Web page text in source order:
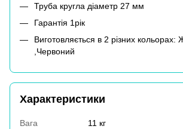
Труба кругла діаметр 27 мм
Гарантія 1рік
Виготовляється в 2 різних кольорах:
,Червоний
Характеристики
Вага
11 кг